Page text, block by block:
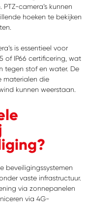
camera’s kunnen
hoeken te bekijken
is essentieel voor
of IP66 certificering, wat
tegen stof en water. De
materialen die
kunnen weerstaan.
beveiligingssystemen
vaste infrastructuur.
via zonnepanelen
via 4G-